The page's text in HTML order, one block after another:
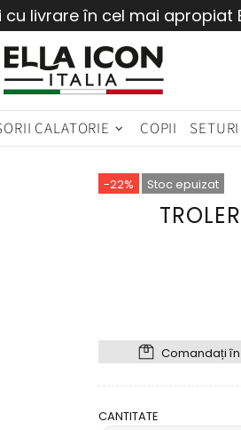
livrare în cel mai apropiat
CALATORIE COPII SETURI
-22% Stoc epuizat
Comandați în
CANTITATE